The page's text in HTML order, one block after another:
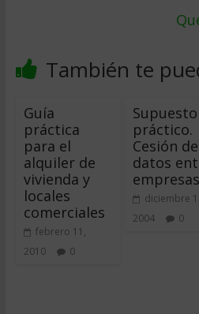
También te
Guía
práctica
para el
alquiler de
vivienda y
locales
comerciales
febrero 11,
2010
0
Supuesto
práctico.
Cesión de
datos
empresas
diciembre
2004
0